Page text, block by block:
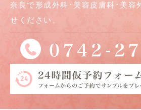
奈良で形成外科･美容皮膚科･美容
せください。